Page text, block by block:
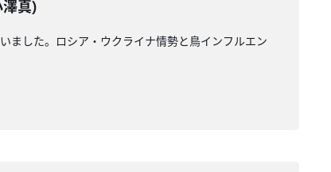
真)
ました。ロシア・ウクライナ情勢と鳥インフルエン